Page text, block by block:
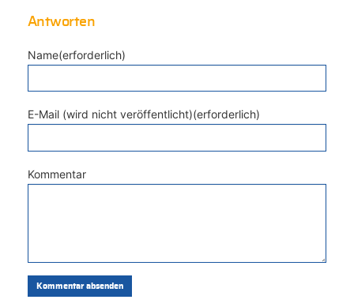
Antworten
Name(erforderlich)
E-Mail (wird nicht veröffentlicht)(erforderlich)
Kommentar